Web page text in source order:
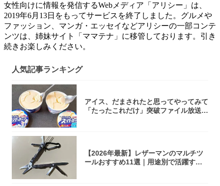
女性向けに情報を発信するWebメディア「アリシー」は、
2019年6月13日をもってサービスを終了しました。グルメや
ファッション、マンガ・エッセイなどアリシーの一部コンテ
ンツは、姉妹サイト「ママテナ」に移管しております。引き
続きお楽しみください。
人気記事ランキング
アイス、だまされたと思ってやってみて
「たったこれだけ」突破ファイル放送で
【2026年最新】レザーマンのマルチツ
ールおすすめ11選｜用途別で活躍する